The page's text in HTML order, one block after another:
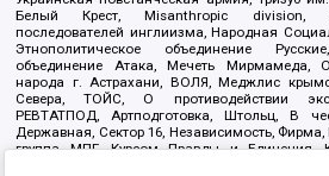
Белый Крест, Misanthropic division,
последователей инглиизма, Народная
Этнополитическое объединение
объединение Атака, Мечеть Мирмамеда,
народа г. Астрахани, ВОЛЯ, Меджлис
Севера, ТОЙС, О противодействии
РЕВТАТПОД, Артподготовка, Штольц, В
Державная, Сектор 16, Независимость,
группа МПГ, Курсом Правды и Единения,